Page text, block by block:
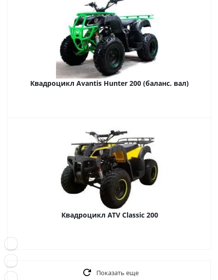
Квадроцикл Avantis Hunter 200 (баланс. вал)
Квадроцикл ATV Classic 200
Показать еще